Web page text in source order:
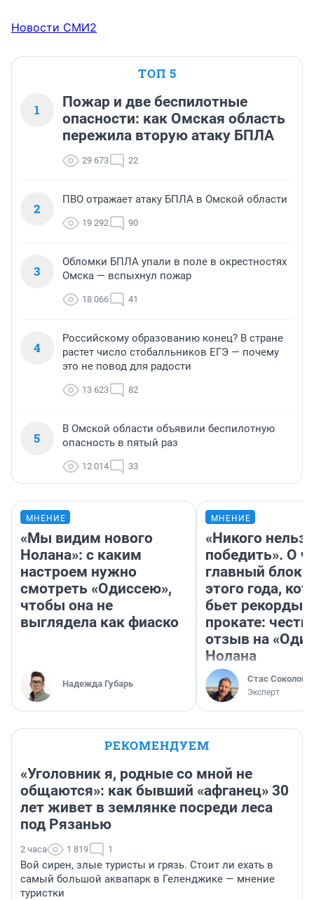
Новости СМИ2
ТОП 5
1
Пожар и две беспилотные
опасности: как Омская область
пережила вторую атаку БПЛА
29 673 22
2
ПВО отражает атаку БПЛА в Омской области
19 292 90
3
Обломки БПЛА упали в поле в окрестностях
Омска — вспыхнул пожар
18 066 41
4
Российскому образованию конец? В стране
растет число стобалльников ЕГЭ — почему
это не повод для радости
13 623 82
5
В Омской области объявили беспилотную
опасность в пятый раз
12 014 33
МНЕНИЕ
«Мы видим нового
Нолана»: с каким
настроем нужно
смотреть «Одиссею»,
чтобы она не
выглядела как фиаско
Надежда Губарь
МНЕНИЕ
«Никого нельзя
победить». О
главный
этого года,
бьет рекорды в
прокате:
отзыв на
Нолана
Стас Соколов
Эксперт
РЕКОМЕНДУЕМ
«Уголовник я, родные со мной не
общаются»: как бывший «афганец» 30
лет живет в землянке посреди леса
под Рязанью
2 часа 1 819 1
Вой сирен, злые туристы и грязь. Стоит ли ехать в
самый большой аквапарк в Геленджике — мнение
туристки